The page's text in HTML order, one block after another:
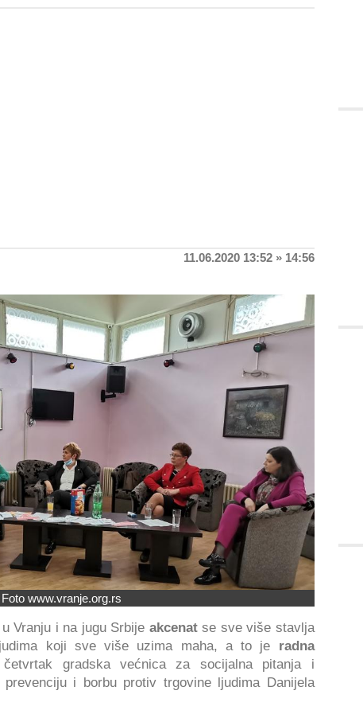
11.06.2020 13:52 » 14:56
Foto www.vranje.org.rs
u Vranju i na jugu Srbije akcenatse sve više stavlja
koji sve više uzima maha, a to je radna
gradska većnica za socijalna pitanja i
i borbu protiv trgovine ljudima Danijela